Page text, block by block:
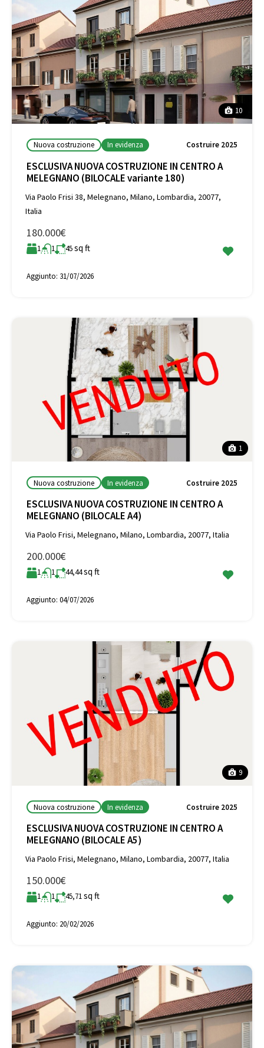
10
Nuova costruzione In evidenza Costruire 2025
ESCLUSIVA NUOVA COSTRUZIONE IN CENTRO A
MELEGNANO (BILOCALE variante 180)
Via Paolo Frisi 38, Melegnano, Milano, Lombardia, 20077,
Italia
180.000€
1 1 45sq ft
Aggiunto: 31/07/2026
1
Nuova costruzione In evidenza Costruire 2025
ESCLUSIVA NUOVA COSTRUZIONE IN CENTRO A
MELEGNANO (BILOCALE A4)
Via Paolo Frisi, Melegnano, Milano, Lombardia, 20077, Italia
200.000€
1 1 44,44sq ft
Aggiunto: 04/07/2026
9
Nuova costruzione In evidenza Costruire 2025
ESCLUSIVA NUOVA COSTRUZIONE IN CENTRO A
MELEGNANO (BILOCALE A5)
Via Paolo Frisi, Melegnano, Milano, Lombardia, 20077, Italia
150.000€
1 1 45,71sq ft
Aggiunto: 20/02/2026